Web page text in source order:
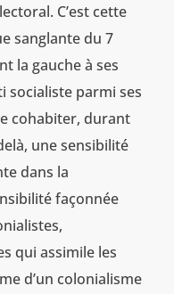
C’est cette
sanglante du 7
la gauche à ses
socialiste parmi ses
cohabiter, durant
une sensibilité
dans la
façonnée
qui assimile les
d’un colonialisme